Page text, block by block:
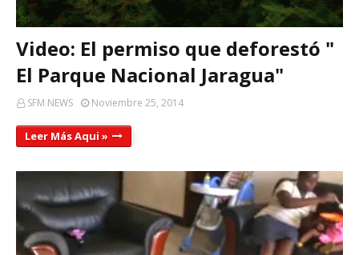
Video: El permiso que deforestó "
El Parque Nacional Jaragua"
SFM NEWS Noviembre 25, 2014
Leer Más Aqui »